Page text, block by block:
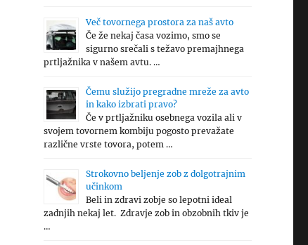
Več tovornega prostora za naš avto
Če že nekaj časa vozimo, smo se
sigurno srečali s težavo premajhnega
prtljažnika v našem avtu. …
Čemu služijo pregradne mreže za avto
in kako izbrati pravo?
Če v prtljažniku osebnega vozila ali v
svojem tovornem kombiju pogosto prevažate
različne vrste tovora, potem …
Strokovno beljenje zob z dolgotrajnim
učinkom
Beli in zdravi zobje so lepotni ideal
zadnjih nekaj let. Zdravje zob in obzobnih tkiv je
…